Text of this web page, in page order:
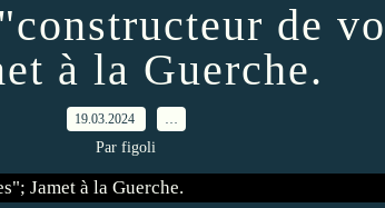
de
à la Guerche.
19.03.2024 …
Par figoli